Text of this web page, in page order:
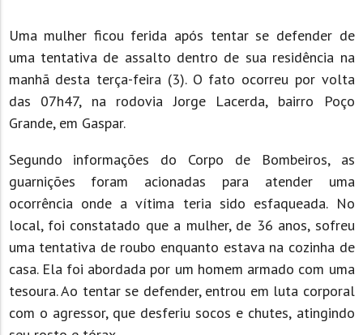
Uma mulher ficou ferida após tentar se defender de
uma tentativa de assalto dentro de sua residência na
manhã desta terça-feira (3). O fato ocorreu por volta
das 07h47, na rodovia Jorge Lacerda, bairro Poço
Grande, em Gaspar.
Segundo informações do Corpo de Bombeiros, as
guarnições foram acionadas para atender uma
ocorrência onde a vítima teria sido esfaqueada. No
local, foi constatado que a mulher, de 36 anos, sofreu
uma tentativa de roubo enquanto estava na cozinha de
casa. Ela foi abordada por um homem armado com uma
tesoura. Ao tentar se defender, entrou em luta corporal
com o agressor, que desferiu socos e chutes, atingindo